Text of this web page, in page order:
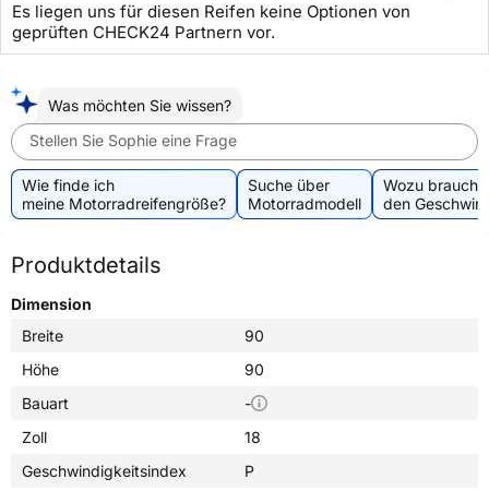
Es liegen uns für diesen Reifen keine Optionen von
geprüften CHECK24 Partnern vor.
Was möchten Sie wissen?
Stellen Sie Sophie eine Frage
Wie finde ich
meine Motorradreifengröße?
Suche über
Motorradmodell
Wozu
den
Produktdetails
Dimension
Breite
90
Höhe
90
Bauart
-
Zoll
18
Geschwindigkeitsindex
P